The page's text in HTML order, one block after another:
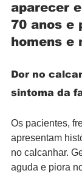
aparecer
70 anos e
homens e
Dor no
sintoma da
Os pacientes,
apresentam
no calcanhar.
aguda e piora